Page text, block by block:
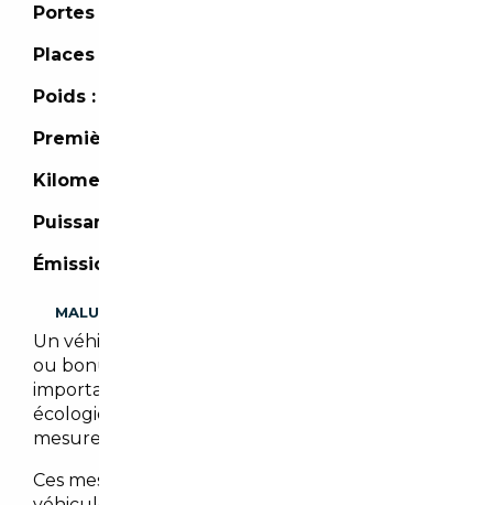
Portes :
Places :
Poids :
Première mise en circulation :
Kilometrage :
Puissance :
Émission de CO2 :
MALUS
Un véhicule importé peut être assujetti à malus
ou bonus écologique. Il est cependant
important de noter que les malus et/ou bonus
écologiques peuvent évoluer en fonction des
mesures gouvernementales en vigueur.
Ces mesures visent à encourager l’achat de